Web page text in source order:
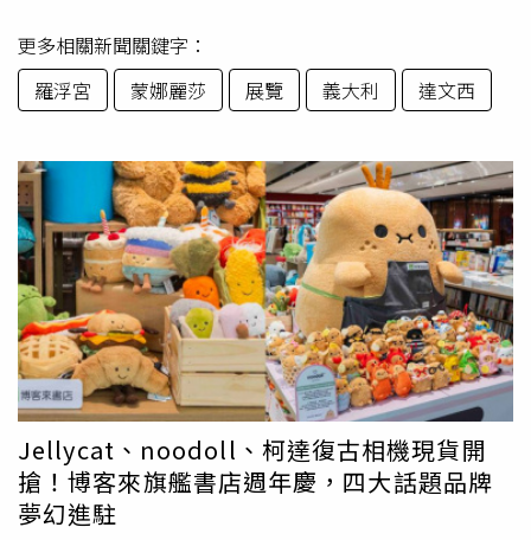
更多相關新聞關鍵字：
羅浮宮
蒙娜麗莎 展覽 義大利 達文西
Jellycat、noodoll、柯達復古相機現貨開
搶！博客來旗艦書店週年慶，四大話題品牌
夢幻進駐